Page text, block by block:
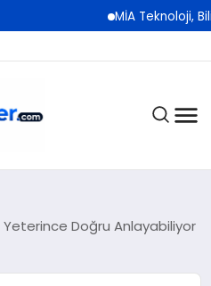
MİA Teknoloji, Bilişim
Yeterince Doğru Anlayabiliyor